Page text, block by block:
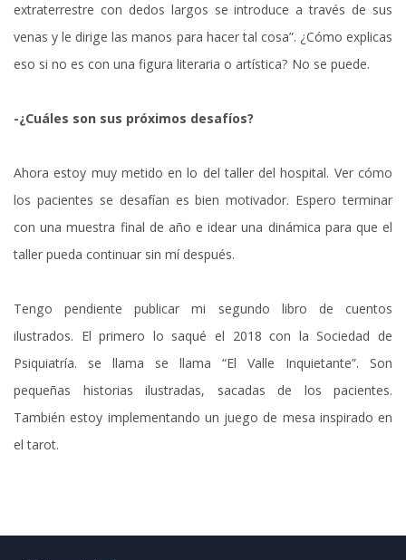
extraterrestre con dedos largos se introduce a través de sus
venas y le dirige las manos para hacer tal cosa”. ¿Cómo explicas
eso si no es con una figura literaria o artística? No se puede.
-¿Cuáles son sus próximos desafíos?
Ahora estoy muy metido en lo del taller del hospital. Ver cómo
los pacientes se desafían es bien motivador. Espero terminar
con una muestra final de año e idear una dinámica para que el
taller pueda continuar sin mí después.
Tengo pendiente publicar mi segundo libro de cuentos
ilustrados. El primero lo saqué el 2018 con la Sociedad de
Psiquiatría. se llama se llama “El Valle Inquietante”. Son
pequeñas historias ilustradas, sacadas de los pacientes.
También estoy implementando un juego de mesa inspirado en
el tarot.